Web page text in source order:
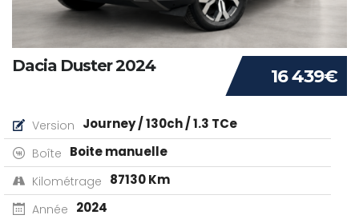
16 439€
Dacia Duster 2024
Version Journey / 130ch / 1.3 TCe
Boîte Boite manuelle
Kilométrage 87130 Km
Année 2024